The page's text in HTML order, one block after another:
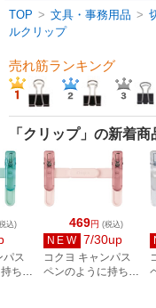
TOP > 文具・事務用品 >
ルクリップ
売れ筋ランキング
「クリップ」の新着商
469円 (税込)
NEW 7/30up
コクヨ キャンパス
ペンのように持ち運
込)
パス
ち運